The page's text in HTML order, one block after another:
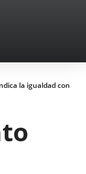
la igualdad con